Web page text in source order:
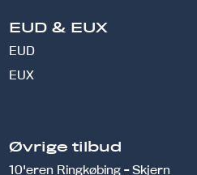
EUD & EUX
EUD
EUX
Øvrige tilbud
10'eren Ringkøbing - Skjern